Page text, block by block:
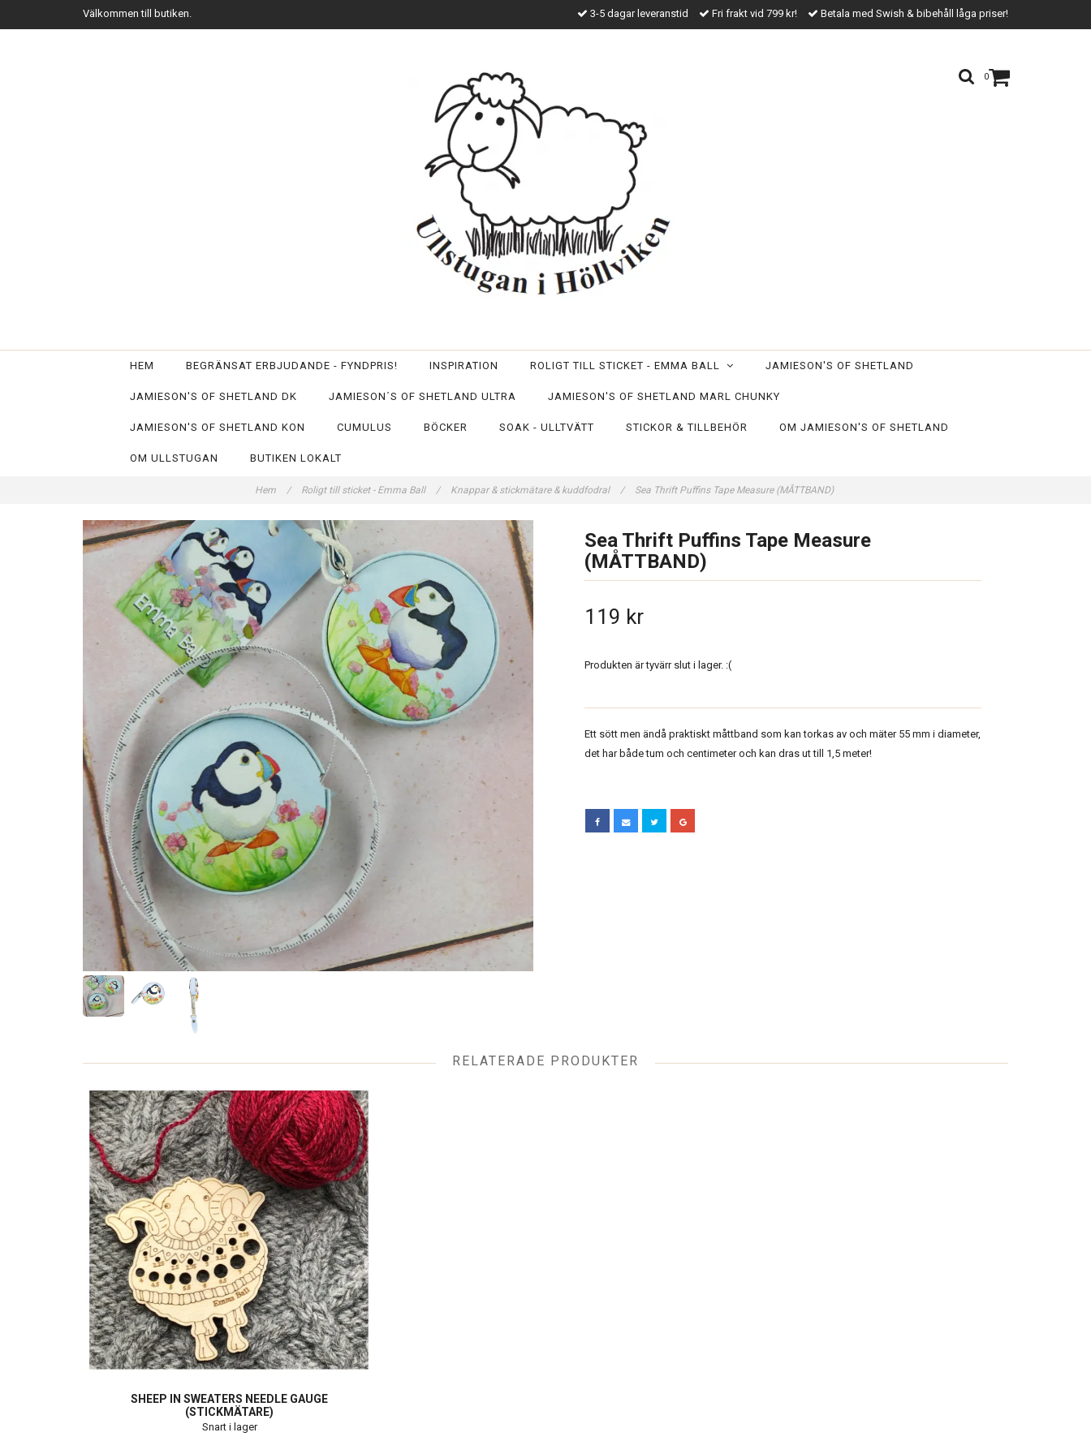
Välkommen till butiken. 3-5 dagar leveranstid Fri frakt vid 799 kr! Betala med Swish & bibehåll låga priser!
0
HEM BEGRÄNSAT ERBJUDANDE - FYNDPRIS! INSPIRATION ROLIGT TILL STICKET - EMMA BALL JAMIESON'S OF SHETLAND
JAMIESON'S OF SHETLAND DK JAMIESON´S OF SHETLAND ULTRA JAMIESON'S OF SHETLAND MARL CHUNKY
JAMIESON'S OF SHETLAND KON CUMULUS BÖCKER SOAK - ULLTVÄTT STICKOR & TILLBEHÖR OM JAMIESON'S OF SHETLAND
OM ULLSTUGAN BUTIKEN LOKALT
Hem / Roligt till sticket - Emma Ball / Knappar & stickmätare & kuddfodral / Sea Thrift Puffins Tape Measure (MÅTTBAND)
Sea Thrift Puffins Tape Measure
(MÅTTBAND)
119 kr
Produkten är tyvärr slut i lager. :(
Ett sött men ändå praktiskt måttband som kan torkas av och mäter 55 mm i diameter,
det har både tum och centimeter och kan dras ut till 1,5 meter!
RELATERADE PRODUKTER
SHEEP IN SWEATERS NEEDLE GAUGE
(STICKMÄTARE)
Snart i lager